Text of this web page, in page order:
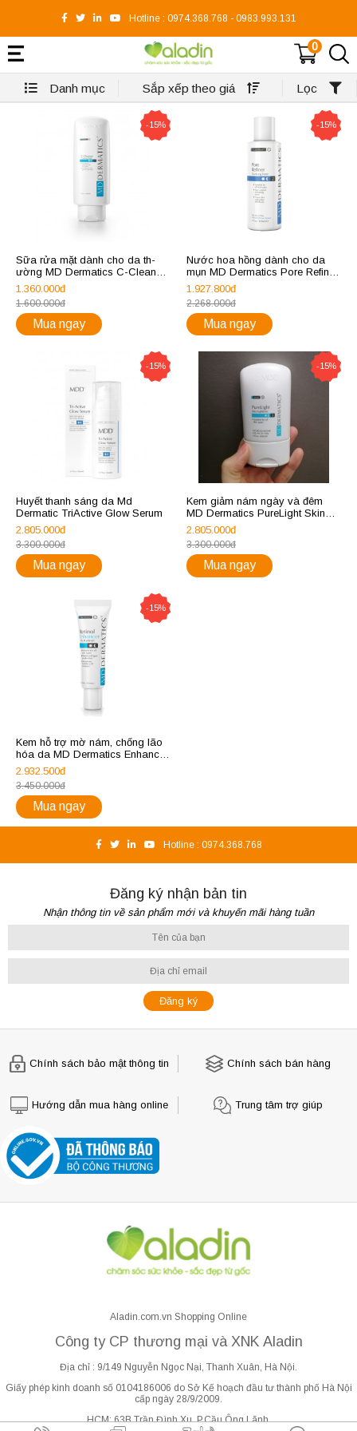
Hotline : 0974.368.768 - 0983.993.131
0
Danh mục Sắp xếp theo giá Lọc
-15%
Sữa rửa mặt dành cho da th­
ường MD Dermatics C-Cleanse
Clarifying Wash
1.360.000đ
1.600.000đ
Mua ngay
-15%
Nước hoa hồng dành cho da
mụn MD Dermatics Pore Refiner
Clarifying Toner
1.927.800đ
2.268.000đ
Mua ngay
-15%
Huyết thanh sáng da Md
Dermatic TriActive Glow Serum
2.805.000đ
3.300.000đ
Mua ngay
-15%
Kem giảm nám ngày và đêm
MD Dermatics PureLight Skin
Brightener Hydroquinone Số 3
đặc trị
2.805.000đ
3.300.000đ
Mua ngay
-15%
Kem hỗ trợ mờ nám, chống lão
hóa da MD Dermatics Enhancer
1‰ Retinol
2.932.500đ
3.450.000đ
Mua ngay
Hotline : 0974.368.768
Đăng ký nhận bản tin
Nhận thông tin về sản phẩm mới và khuyến mãi hàng tuần
Chính sách bảo mật thông tin Chính sách bán hàng
Hướng dẫn mua hàng online Trung tâm trợ giúp
Aladin.com.vn Shopping Online
Công ty CP thương mại và XNK Aladin
Địa chỉ : 9/149 Nguyễn Ngọc Nại, Thanh Xuân, Hà Nội.
Giấy phép kinh doanh số 0104186006 do Sở Kế hoạch đầu tư thành phố Hà Nội
cấp ngày 28/9/2009.
HCM: 63B Trần Đình Xu, P.Cầu Ông Lãnh.